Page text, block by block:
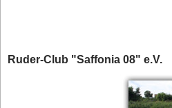
Ruder-Club "Saffonia 08" e.V.